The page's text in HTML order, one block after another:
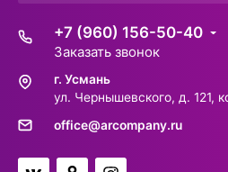
+7 (960) 156-50-40
Заказать звонок
г. Усмань
ул. Чернышевского, д. 121,
office@arcompany.ru